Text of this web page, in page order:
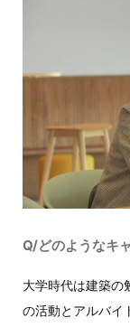
Q/どのようなキ
大学時代は建築の
の活動とアルバイ